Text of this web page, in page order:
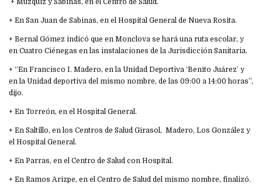
+ Múzquiz y Sabinas, en el Centro de Salud.
+ En San Juan de Sabinas, en el Hospital General de Nueva Rosita.
+ Bernal Gómez indicó que en Monclova se hará una ruta escolar, y
en Cuatro Ciénegas en las instalaciones de la Jurisdicción Sanitaria.
+ “En Francisco I. Madero, en la Unidad Deportiva ‘Benito Juárez’ y
en la Unidad deportiva del mismo nombre, de las 09:00 a 14:00 horas”,
dijo.
+ En Torreón, en el Hospital General.
+ En Saltillo, en los Centros de Salud Girasol, Madero, Los González y
el Hospital General.
+ En Parras, en el Centro de Salud con Hospital.
+ En Ramos Arizpe, en el Centro de Salud del mismo nombre, finalizó.